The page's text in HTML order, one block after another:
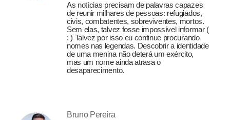
As notícias precisam de palavras capazes
de reunir milhares de pessoas: refugiados,
civis, combatentes, sobreviventes, mortos.
Sem elas, talvez fosse impossível informar (
: ) Talvez por isso eu continue procurando
nomes nas legendas. Descobrir a identidade
de uma menina não deterá um exército,
mas um nome ainda atrasa o
desaparecimento.
Bruno Pereira